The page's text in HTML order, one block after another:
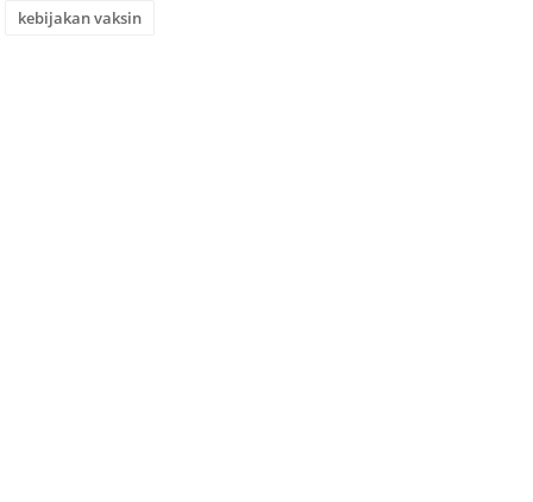
kebijakan vaksin